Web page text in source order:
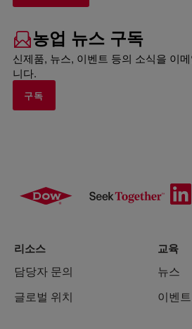
농업 뉴스 구독
신제품, 뉴스, 이벤트 등의 소식을 이
니다.
구독
리소스
담당자 문의
글로벌 위치
교육
뉴스
이벤트